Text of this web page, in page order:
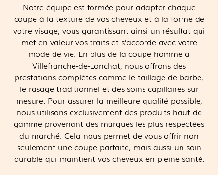
Notre équipe est formée pour adapter chaque
coupe à la texture de vos cheveux et à la forme de
votre visage, vous garantissant ainsi un résultat qui
met en valeur vos traits et s’accorde avec votre
mode de vie. En plus de la coupe homme à
Villefranche-de-Lonchat, nous offrons des
prestations complètes comme le taillage de barbe,
le rasage traditionnel et des soins capillaires sur
mesure. Pour assurer la meilleure qualité possible,
nous utilisons exclusivement des produits haut de
gamme provenant des marques les plus respectées
du marché. Cela nous permet de vous offrir non
seulement une coupe parfaite, mais aussi un soin
durable qui maintient vos cheveux en pleine santé.